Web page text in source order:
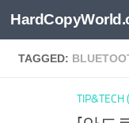
Skip to content
TAGGED:
TIP&TECH